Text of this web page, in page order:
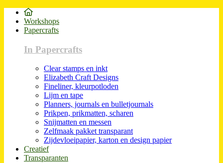
Workshops
Papercrafts
In Papercrafts
Clear stamps en inkt
Elizabeth Craft Designs
Fineliner, kleurpotloden
Lijm en tape
Planners, journals en bulletjournals
Prikpen, prikmatten, scharen
Snijmatten en messen
Zelfmaak pakket transparant
Zijdevloeipapier, karton en design papier
Creatief
Transparanten